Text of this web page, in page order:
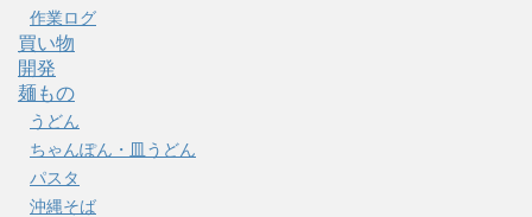
作業ログ
買い物
開発
麺もの
うどん
ちゃんぽん・皿うどん
パスタ
沖縄そば